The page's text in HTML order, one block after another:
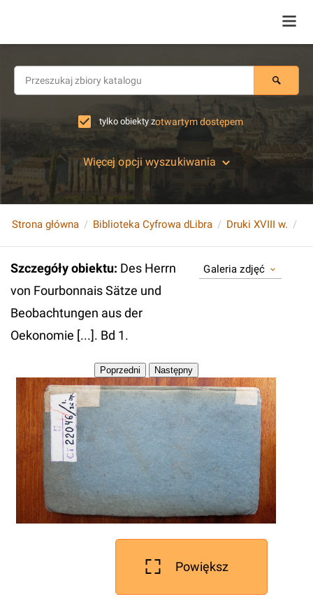
tylko obiekty zotwartym dostępem
Więcej opcji wyszukiwania
Strona główna Biblioteka Cyfrowa dLibra Druki XVIII w.
Szczegóły obiektu: Des Herrn
von Fourbonnais Sätze und
Beobachtungen aus der
Oekonomie [...]. Bd 1.
Galeria zdjęć
Powiększ